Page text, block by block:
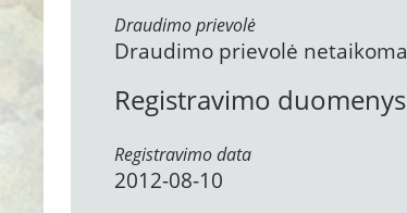
Draudimo prievolė
Draudimo prievolė netaikoma
Registravimo duomenys
Registravimo data
2012-08-10